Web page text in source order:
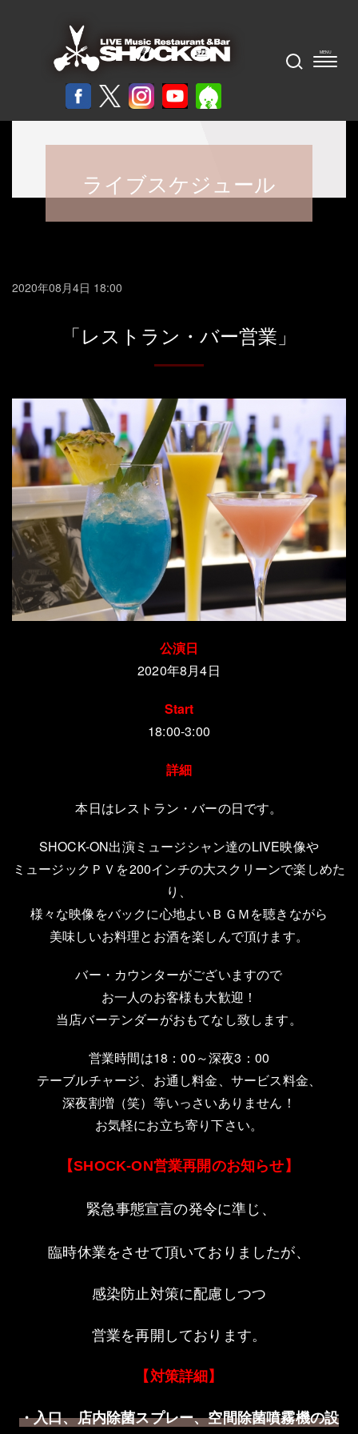
ライブスケジュール
2020年08月4日 18:00
「レストラン・バー営業」
公演日
2020年8月4日
Start
18:00-3:00
詳細
本日はレストラン・バーの日です。
SHOCK-ON出演ミュージシャン達のLIVE映像や
ミュージックＰＶを200インチの大スクリーンで楽しめた
り、
様々な映像をバックに心地よいＢＧＭを聴きながら
美味しいお料理とお酒を楽しんで頂けます。
バー・カウンターがございますので
お一人のお客様も大歓迎！
当店バーテンダーがおもてなし致します。
営業時間は18：00～深夜3：00
テーブルチャージ、お通し料金、サービス料金、
深夜割増（笑）等いっさいありません！
お気軽にお立ち寄り下さい。
【SHOCK-ON営業再開のお知らせ】
緊急事態宣言の発令に準じ、
臨時休業をさせて頂いておりましたが、
感染防止対策に配慮しつつ
営業を再開しております。
【対策詳細】
・入口、店内除菌スプレー、空間除菌噴霧機の設